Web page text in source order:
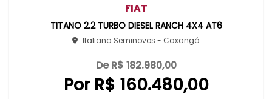
FIAT
TITANO 2.2 TURBO DIESEL RANCH 4X4 AT6
Italiana Seminovos - Caxangá
De R$ 182.980,00
Por R$ 160.480,00